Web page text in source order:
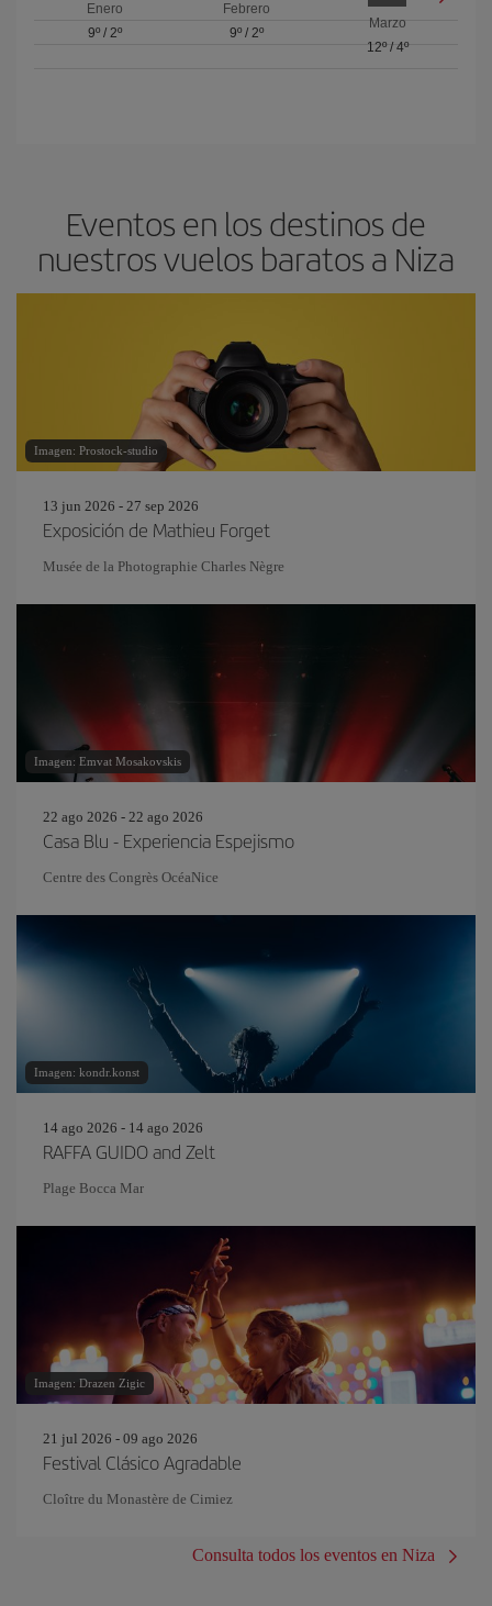
Enero
9º/ 2º
Febrero
9º/ 2º
Marzo
12º/ 4º
Eventos en los destinos de
nuestros vuelos baratos a Niza
Imagen: Prostock-studio
13 jun 2026 - 27 sep 2026
Exposición de Mathieu Forget
Musée de la Photographie Charles Nègre
Imagen: Emvat Mosakovskis
22 ago 2026 - 22 ago 2026
Casa Blu - Experiencia Espejismo
Centre des Congrès OcéaNice
Imagen: kondr.konst
14 ago 2026 - 14 ago 2026
RAFFA GUIDO and Zelt
Plage Bocca Mar
Imagen: Drazen Zigic
21 jul 2026 - 09 ago 2026
Festival Clásico Agradable
Cloître du Monastère de Cimiez
Consulta todos los eventos en Niza